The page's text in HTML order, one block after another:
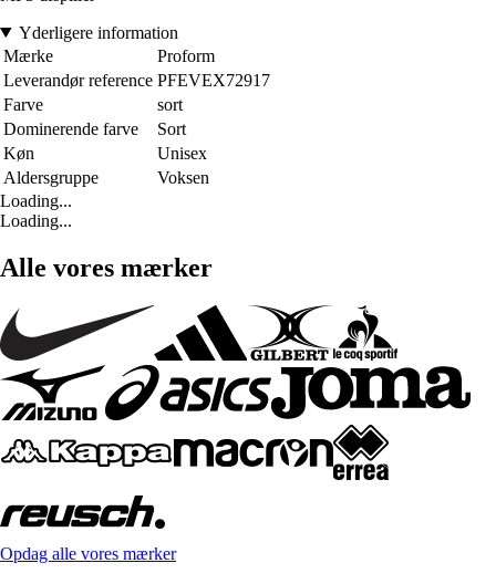
Yderligere information
Mærke
Proform
Leverandør reference PFEVEX72917
Farve
sort
Dominerende farve
Sort
Køn
Unisex
Aldersgruppe
Voksen
Loading...
Loading...
Alle vores mærker
Opdag alle vores mærker